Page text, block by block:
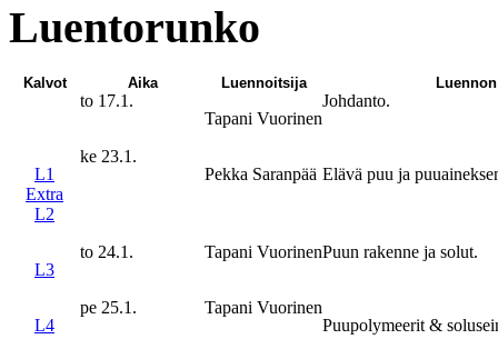
Luentorunko
Kalvot Aika Luennoitsija
to 17.1.
Tapani Vuorinen
Johdanto.
L1
Extra
L2
ke 23.1.
Pekka Saranpää Elävä puu ja
L3
to 24.1. Tapani VuorinenPuun rakenne ja solut.
L4
pe 25.1.
Tapani Vuorinen
Puupolymeerit &